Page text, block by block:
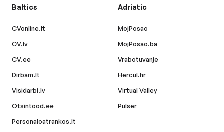
Baltics
CVonline.lt
CV.lv
CV.ee
Dirbam.lt
Visidarbi.lv
Otsintood.ee
Personaloatrankos.lt
Adriatic
MojPosao
MojPosao.ba
Vrabotuvanje
Hercul.hr
Virtual Valley
Pulser